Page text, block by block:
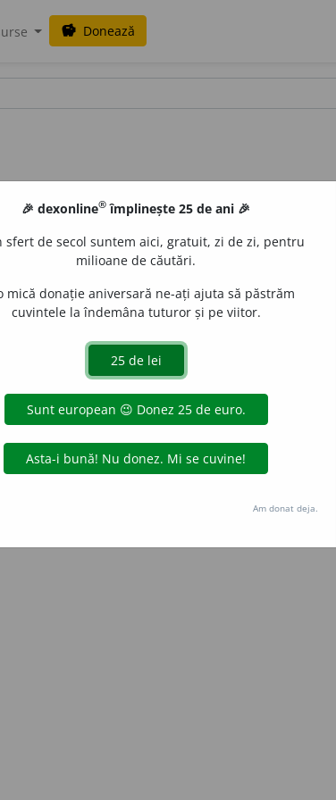
savings Donează
Diminutiv al luinostim.–Nostim
© 2004-2026 dexonline (https://dexonline.ro)
pe acest site, inclusiv prin orice metode de extragere automată
scris, cu excepția seturilor de date oferite oficial spre utilizare
Hosterion
🎉 dexonline® împlinește 25 de ani 🎉
sfert de secol suntem aici, gratuit, zi de zi, pentru
milioane de căutări.
mică donație aniversară ne-ați ajuta să păstrăm
cuvintele la îndemâna tuturor și pe viitor.
Am donat deja.